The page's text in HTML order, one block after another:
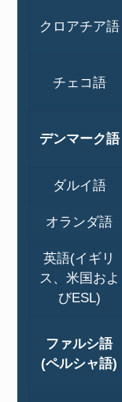
クロアチア語
チェコ語
デンマーク語
ダルイ語
オランダ語
英語(イギリ
ス、米国およ
びESL)
ファルシ語
(ペルシャ語)